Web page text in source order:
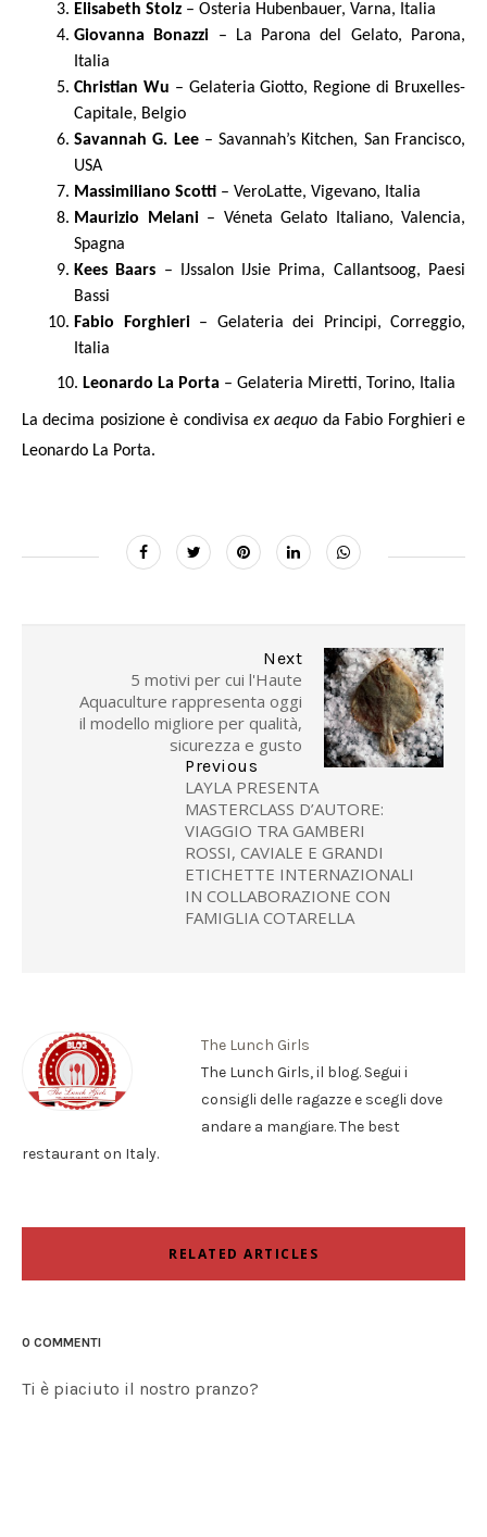
Elisabeth Stolz – Osteria Hubenbauer, Varna, Italia
Giovanna Bonazzi – La Parona del Gelato, Parona,
Italia
Christian Wu – Gelateria Giotto, Regione di Bruxelles-
Capitale, Belgio
Savannah G. Lee– Savannah’s Kitchen, San Francisco,
USA
Massimiliano Scotti – VeroLatte, Vigevano, Italia
Maurizio Melani– Véneta Gelato Italiano, Valencia,
Spagna
Kees Baars – IJssalon IJsie Prima, Callantsoog, Paesi
Bassi
Fabio Forghieri– Gelateria dei Principi, Correggio,
Italia
Leonardo La Porta – Gelateria Miretti, Torino, Italia
La decima posizione è condivisa ex aequo da Fabio Forghieri e
Leonardo La Porta.
Next
5 motivi per cui l'Haute
Aquaculture rappresenta oggi
il modello migliore per qualità,
sicurezza e gusto
Previous
LAYLA PRESENTA
MASTERCLASS D’AUTORE:
VIAGGIO TRA GAMBERI
ROSSI, CAVIALE E GRANDI
ETICHETTE INTERNAZIONALI
IN COLLABORAZIONE CON
FAMIGLIA COTARELLA
The Lunch Girls
The Lunch Girls, il blog. Segui i
consigli delle ragazze e scegli dove
andare a mangiare. The best
restaurant on Italy.
RELATED ARTICLES
0 COMMENTI
Ti è piaciuto il nostro pranzo?